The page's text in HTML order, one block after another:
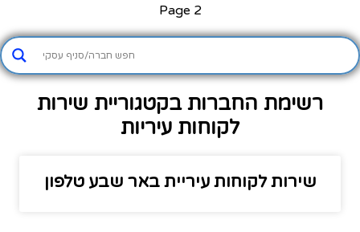
Page 2
רשימת החברות בקטגוריית שירות
לקוחות עיריות
שירות לקוחות עיריית באר שבע טלפון